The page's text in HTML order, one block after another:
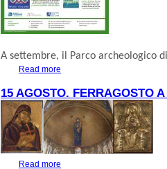
A settembre, il Parco archeologico
Read more
15 AGOSTO. FERRAGOSTO
Read more